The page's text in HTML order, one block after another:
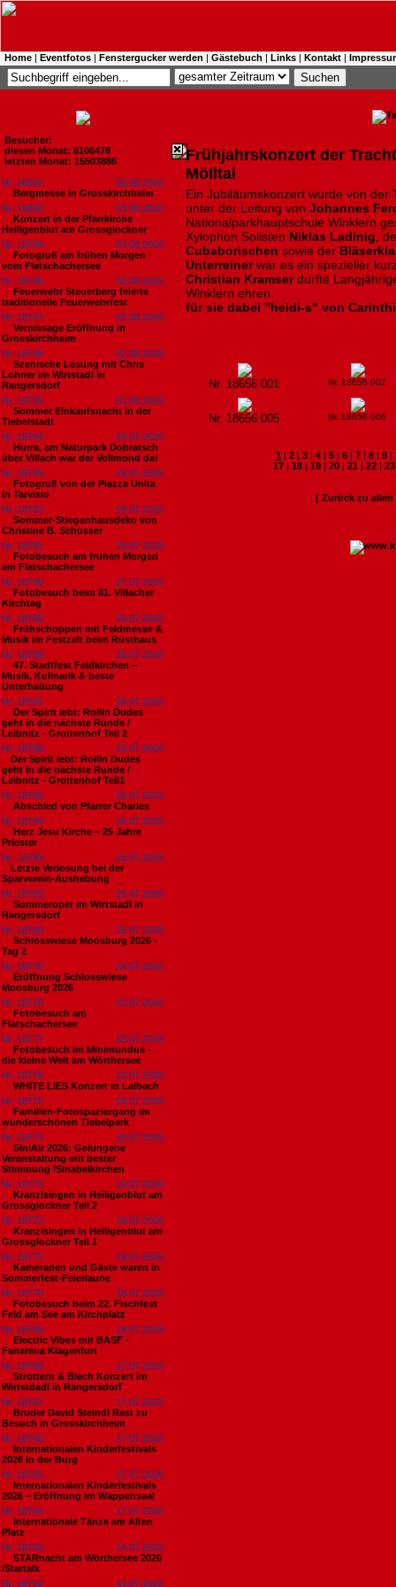
Home | Eventfotos | Fenstergucker werden | Gästebuch | Links | Kontakt |
Besucher:
diesen Monat: 8106478
letzten Monat: 15503886
Nr. 18801
06.08.2026
Bergmesse in Grosskirchheim
Nr. 18800
03.08.2026
Konzert in der Pfarrkirche
Heiligenblut am Grossglockner
Nr. 18799
03.08.2026
Fotogruß am frühen Morgen
vom Flatschachersee
Nr. 18798
02.08.2026
Feuerwehr Steuerberg feierte
traditionelle Feuerwehrfest
Nr. 18797
02.08.2026
Vernissage Eröffnung in
Grosskirchheim
Nr. 18796
02.08.2026
Szenische Lesung mit Chris
Lohner im Wirtstadl in
Rangersdorf
Nr. 18795
01.08.2026
Sommer Einkaufsnacht in der
Tiebelstadt
Nr. 18794
29.07.2026
Hurra, am Naturpark Dobratsch
über Villach war der Vollmond da!
Nr. 18793
29.07.2026
Fotogruß von der Piazza Unita
in Tarvisio
Nr. 18792
29.07.2026
Sommer-Stiegenhausdeko von
Christine B. Schusser
Nr. 18791
29.07.2026
Fotobesuch am frühen Morgen
am Flatschachersee
Nr. 18790
27.07.2026
Fotobesuch beim 81. Villacher
Kirchtag
Nr. 18789
26.07.2026
Frühschoppen mit Feldmesse &
Musik im Festzelt beim Rüsthaus
Nr. 18788
26.07.2026
47. Stadtfest Feldkirchen –
Musik, Kulinarik & beste
Unterhaltung
Nr. 18787
26.07.2026
Der Spirit lebt: Rollin Dudes
geht in die nächste Runde /
Leibnitz - Grottenhof Teil 2
Nr. 18786
26.07.2026
​Der Spirit lebt: Rollin Dudes
geht in die nächste Runde /
Leibnitz - Grottenhof Teil1
Nr. 18785
26.07.2026
Abschied von Pfarrer Charles
Nr. 18784
26.07.2026
Herz Jesu Kirche – 25 Jahre
Priester
Nr. 18783
25.07.2026
​Letzte Verlosung bei der
Sparverein-Aushebung
Nr. 18782
25.07.2026
Sommeroper im Wirtstadl in
Rangersdorf
Nr. 18780
25.07.2026
Schlosswiese Moosburg 2026 -
Tag 2
Nr. 18779
24.07.2026
Eröffnung Schlosswiese
Moosburg 2026
Nr. 18778
23.07.2026
Fotobesuch am
Flatschachersee
Nr. 18777
23.07.2026
Fotobesuch im Minimundus -
die kleine Welt am Wörthersee
Nr. 18776
22.07.2026
WHITE LIES Konzert in Laibach
Nr. 18775
20.07.2026
Familien-Fotospaziergang im
wunderschönen Tiebelpark
Nr. 18774
20.07.2026
SiniAir 2026: Gelungene
Veranstaltung mit bester
Stimmung /Sinabelkirchen
Nr. 18773
19.07.2026
Kranzlsingen in Heiligenblut am
Grossglockner Teil 2
Nr. 18772
19.07.2026
Kranzlsingen in Heiligenblut am
Grossglockner Teil 1
Nr. 18771
19.07.2026
Kameraden und Gäste waren in
Sommerfest-Feierlaune
Nr. 18770
18.07.2026
Fotobesuch beim 22. Fischfest
Feld am See am Kirchplatz
Nr. 18769
18.07.2026
Electric Vibes mit BASF -
Fanarena Klagenfurt
Nr. 18768
17.07.2026
Strottern & Blech Konzert im
Wirtstdadl in Rangersdorf
Nr. 18767
17.07.2026
Bruder David Steindl Rast zu
Besuch in Grosskirchheim
Nr. 18766
17.07.2026
Internationalen Kinderfestivals
2026 in der Burg
Nr. 18765
17.07.2026
Internationalen Kinderfestivals
2026 – Eröffnung im Wappensaal
Nr. 18764
17.07.2026
Internationale Tänze am Alten
Platz
Nr. 18763
14.07.2026
STARnacht am Wörthersee 2026
/Startalk
Nr. 18762
14.07.2026
Frühjahrskonzert der
Mölltal
Ein Jubiläumskonzert wurde von der
unter der Leitung von Johannes
Nationalparkhauptschule Winklern
Xylophon Solisten Niklas Ladinig ,
Cubaborischen sowie der
Unterreinerwar es ein spezieller
Christian Kramserdurfte
Winklern ehren.
für sie dabei "heidi-s" von
Nr. 18656 001 Nr. 18656 002
Nr. 18656 005 Nr. 18656 006
1 | 2 | 3 | 4 | 5 | 6 | 7 | 8 | 9 |
17 |18 |19 |20 |21 |22 |23
[ Zurück zu